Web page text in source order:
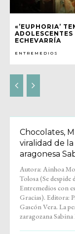
«’EUPHORIA’
ECHEVARRÍA
ENTREMEDIOS
Chocolates,
viralidad de
aragonesa
Autora: Ainhoa
Tolosa (Se despide
Entremedios con
Gracias). Editora: Patricia
Gascón Vera. La periodista
zaragozana
tras años como
televisión y locutora de
para grandes
comenzó su andadura en